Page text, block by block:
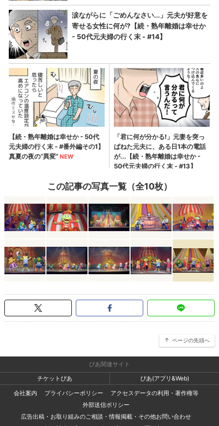
この記事の写真一覧（全10枚）
ページの先頭へ
ぴあ関連サイト
チケットぴあ
ぴあ(アプリ&Web)
会社案内
プライバシーポリシー
アクセスデータの利用・著作権等
外部送信ポリシー
広告出稿・お取り組みのご相談・情報掲載・その他お問い合わせ